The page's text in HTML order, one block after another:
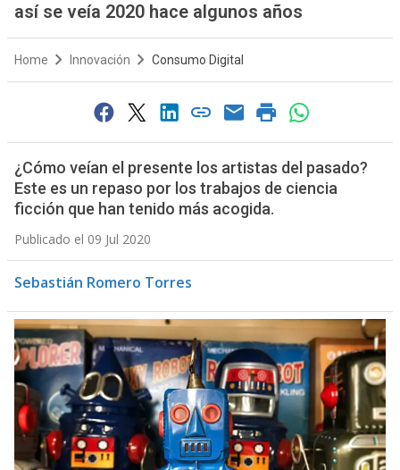
así se veía 2020 hace algunos años
Home Innovación Consumo Digital
¿Cómo veían el presente los artistas del pasado?
Este es un repaso por los trabajos de ciencia
ficción que han tenido más acogida.
Publicado el 09 Jul 2020
Sebastián Romero Torres